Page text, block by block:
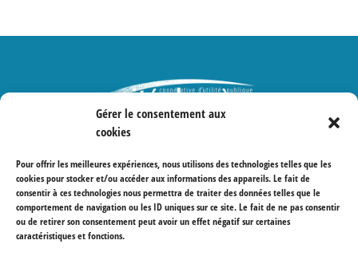
Gérer le consentement aux
cookies
Pour offrir les meilleures expériences, nous utilisons des technologies telles que les
cookies pour stocker et/ou accéder aux informations des appareils. Le fait de
consentir à ces technologies nous permettra de traiter des données telles que le
comportement de navigation ou les ID uniques sur ce site. Le fait de ne pas consentir
ou de retirer son consentement peut avoir un effet négatif sur certaines
caractéristiques et fonctions.